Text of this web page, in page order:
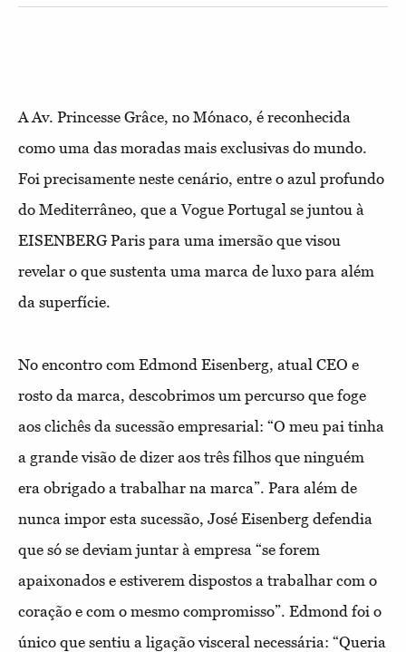
A Av. Princesse Grâce, no Mónaco, é reconhecida
como uma das moradas mais exclusivas do mundo.
Foi precisamente neste cenário, entre o azul profundo
do Mediterrâneo, que a Vogue Portugal se juntou à
EISENBERG Paris para uma imersão que visou
revelar o que sustenta uma marca de luxo para além
da superfície.
No encontro com Edmond Eisenberg, atual CEO e
rosto da marca, descobrimos um percurso que foge
aos clichês da sucessão empresarial: “O meu pai tinha
a grande visão de dizer aos três filhos que ninguém
era obrigado a trabalhar na marca”. Para além de
nunca impor esta sucessão, José Eisenberg defendia
que só se deviam juntar à empresa “se forem
apaixonados e estiverem dispostos a trabalhar com o
coração e com o mesmo compromisso”. Edmond foi o
único que sentiu a ligação visceral necessária: “Queria